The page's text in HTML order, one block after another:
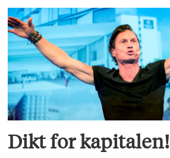
Dikt for kapitalen!